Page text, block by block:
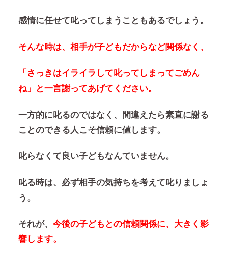
感情に任せて叱ってしまうこともあるでしょう。
そんな時は、相手が子どもだからなど関係なく、
「さっきはイライラして叱ってしまってごめん
ね」と一言謝ってあげてください。
一方的に叱るのではなく、間違えたら素直に謝る
ことのできる人こそ信頼に値します。
叱らなくて良い子どもなんていません。
叱る時は、必ず相手の気持ちを考えて叱りましょ
う。
それが、 今後の子どもとの信頼関係に、大きく影
響します。